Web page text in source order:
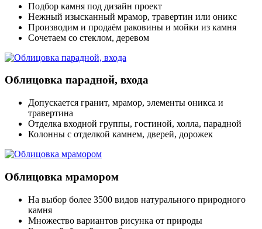
Подбор камня под дизайн проект
Нежный изысканный мрамор, травертин или оникс
Производим и продаём раковины и мойки из камня
Сочетаем со стеклом, деревом
Облицовка парадной, входа
Допускается гранит, мрамор, элементы оникса и
травертина
Отделка входной группы, гостиной, холла, парадной
Колонны с отделкой камнем, дверей, дорожек
Облицовка мрамором
На выбор более 3500 видов натурального природного
камня
Множество вариантов рисунка от природы